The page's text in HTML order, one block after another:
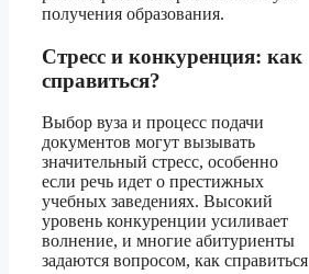
получения образования.
Стресс и конкуренция: как
справиться?
Выбор вуза и процесс подачи
документов могут вызывать
значительный стресс, особенно
если речь идет о престижных
учебных заведениях. Высокий
уровень конкуренции усиливает
волнение, и многие абитуриенты
задаются вопросом, как справиться